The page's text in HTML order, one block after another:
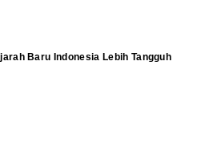
Baru Indonesia Lebih Tangguh